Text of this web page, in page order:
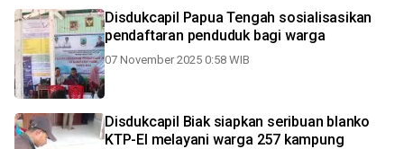
Disdukcapil Papua Tengah sosialisasikan
pendaftaran penduduk bagi warga
07 November 2025 0:58 WIB
Disdukcapil Biak siapkan seribuan blanko
KTP-El melayani warga 257 kampung